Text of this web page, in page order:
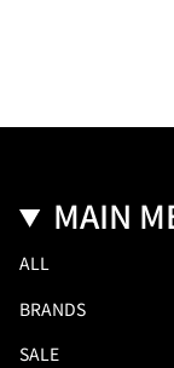
MAIN
ALL
BRANDS
SALE